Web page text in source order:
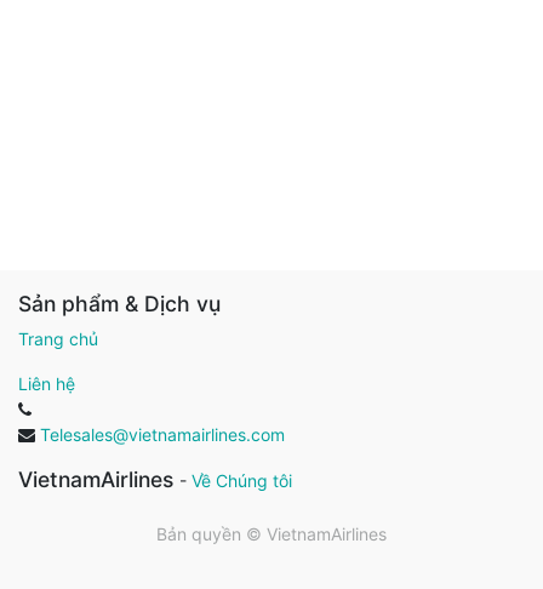
Sản phẩm & Dịch vụ
Trang chủ
Liên hệ
Telesales@vietnamairlines.com
VietnamAirlines - Về Chúng tôi
Bản quyền © VietnamAirlines